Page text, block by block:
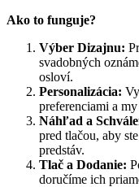
Ako to funguje?
Výber Dizajnu:
svadobných
osloví.
Personalizácia:
preferenciami a
Náhľad a
pred tlačou, aby
predstáv.
Tlač a Dodanie:
doručíme ich